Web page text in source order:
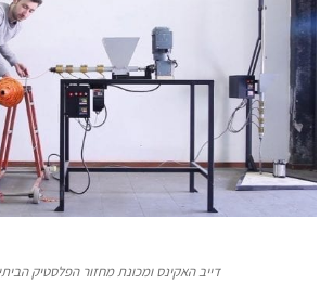
דייב האקינס ומכונת מחזור הפלסטיק